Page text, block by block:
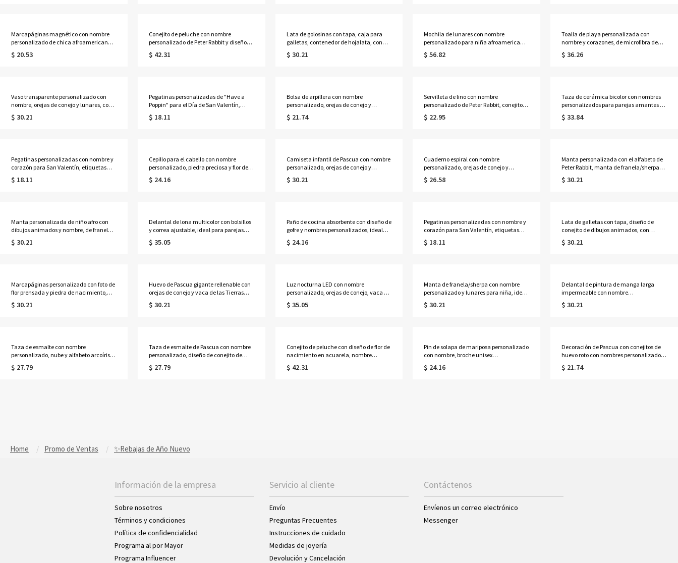
Marcapáginas magnético con nombre
personalizado de chica afroamericana y
lazos, clip de cuero, regalo de
cumpleaños o regreso a clases para
$ 20.53
Conejito de peluche con nombre
personalizado de Peter Rabbit y diseño
floral del alfabeto, suave, recuerdo de
Pascua, regalo de Pascua para recién
$ 42.31
Lata de golosinas con tapa, caja para
galletas, contenedor de hojalata, con
nombres personalizados, ideal como
regalo de aniversario o San Valentín para
$ 30.21
Mochila de lunares con nombre
personalizado para niña afroamericana,
con estuche y lonchera, mochila escolar
de gran capacidad, ideal como regalo de
$ 56.82
Toalla de playa personalizada con
nombre y corazones, de microfibra de
secado rápido, ideal para vacaciones,
playa o piscina, regalo para familiares,
$ 36.26
Vaso transparente personalizado con
nombre, orejas de conejo y lunares, con
pajita, 16 oz, para niños, ideal para
cestas de Pascua, regalo de Pascua para
$ 30.21
Pegatinas personalizadas de "Have a
Poppin" para el Día de San Valentín,
etiquetas de regalo, etiquetas para
bolsas de dulces, recuerdos para fiestas
$ 18.11
Bolsa de arpillera con nombre
personalizado, orejas de conejo y
lunares, bolsa con cordón para la
búsqueda de huevos de Pascua, regalo
$ 21.74
Servilleta de lino con nombre
personalizado de Peter Rabbit, conejito,
alfabeto, servilleta para cena de Pascua,
decoración de mesa de Pascua, regalo
$ 22.95
Taza de cerámica bicolor con nombres
personalizados para parejas amantes de
la comida, 325 ml/400 ml, con
posavasos, ideal como regalo de San
$ 33.84
Pegatinas personalizadas con nombre y
corazón para San Valentín, etiquetas
para regalos, etiquetas para bolsas de
dulces, recuerdos para fiestas de
$ 18.11
Cepillo para el cabello con nombre
personalizado, piedra preciosa y flor de
nacimiento, cepillo desenredante floral,
regalo de despedida de soltera, regalo de
$ 24.16
Camiseta infantil de Pascua con nombre
personalizado, orejas de conejo y
lunares, manga corta de algodón, ideal
como regalo de Pascua para niños, niñas
$ 30.21
Cuaderno espiral con nombre
personalizado, orejas de conejo y
lunares, con bolígrafo con pompón, juego
de cuaderno y bolígrafo de Pascua,
$ 26.58
Manta personalizada con el alfabeto de
Peter Rabbit, manta de franela/sherpa
para sofá cama, decoración del hogar
para la habitación de los niños, regalo de
$ 30.21
Manta personalizada de niño afro con
dibujos animados y nombre, de franela o
sherpa para sofá cama, decoración del
hogar, regalo de Navidad o cumpleaños
$ 30.21
Delantal de lona multicolor con bolsillos
y correa ajustable, ideal para parejas
amantes de la comida, ideal para
aniversarios y San Valentín.
$ 35.05
Paño de cocina absorbente con diseño de
gofre y nombres personalizados, ideal
para amantes de la comida, accesorio
de cocina, regalo de aniversario o San
$ 24.16
Pegatinas personalizadas con nombre y
corazón para San Valentín, etiquetas
para regalos, etiquetas para bolsas de
dulces, recuerdos para fiestas de
$ 18.11
Lata de galletas con tapa, diseño de
conejito de dibujos animados, con
nombre personalizado y alfabeto,
contenedor de hojalata, recuerdo de
$ 30.21
Marcapáginas personalizado con foto de
flor prensada y piedra de nacimiento,
marcapáginas floral conmemorativo,
accesorio de lectura, regalo de
$ 30.21
Huevo de Pascua gigante rellenable con
orejas de conejo y vaca de las Tierras
Altas, nombre personalizado, relleno
para cesta de Pascua, recuerdo de
$ 30.21
Luz nocturna LED con nombre
personalizado, orejas de conejo, vaca de
las Tierras Altas, alfabeto, lámpara de
noche acrílica con base de madera,
$ 35.05
Manta de franela/sherpa con nombre
personalizado y lunares para niña, ideal
para cama, sofá, decoración del hogar,
regalo de cumpleaños o día del niño.
$ 30.21
Delantal de pintura de manga larga
impermeable con nombre
personalizado, orejas de conejo y vaca
de las Tierras Altas, con bolsillo, ideal
$ 30.21
Taza de esmalte con nombre
personalizado, nube y alfabeto arcoíris,
12 oz con asa, taza de hojalata para
acampar, regalo para el Día del Niño o
$ 27.79
Taza de esmalte de Pascua con nombre
personalizado, diseño de conejito de
dibujos animados, alfabeto, 12 oz con
asa, taza de hojalata para acampar,
$ 27.79
Conejito de peluche con diseño de flor de
nacimiento en acuarela, nombre
personalizado e inicial, recuerdo de
Pascua, regalo de Pascua para recién
$ 42.31
Pin de solapa de mariposa personalizado
con nombre, broche unisex
personalizado para traje o vestido,
accesorio de boda, regalo para novias,
$ 24.16
Decoración de Pascua con conejitos de
huevo roto con nombres personalizados
del 1 al 10, bloque familiar de conejito
con base de madera, letrero de conejo
$ 21.74
Home Promo de Ventas ✨Rebajas de Año Nuevo
Información de la empresa
Sobre nosotros
Términos y condiciones
Política de confidencialidad
Programa al por Mayor
Programa Influencer
Servicio al cliente
Envío
Preguntas Frecuentes
Instrucciones de cuidado
Medidas de joyería
Devolución y Cancelación
Contáctenos
Envíenos un correo electrónico
Messenger